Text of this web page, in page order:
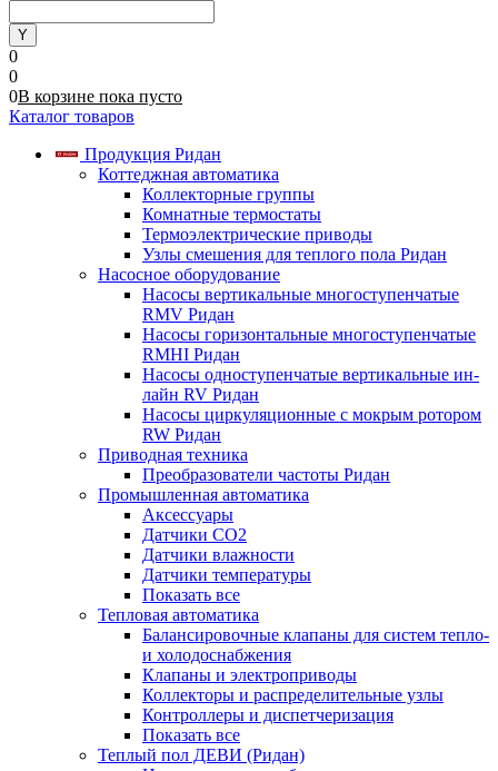
0
0
0В корзине пока пусто
Каталог товаров
Продукция Ридан
Коттеджная автоматика
Коллекторные группы
Комнатные термостаты
Термоэлектрические приводы
Узлы смешения для теплого пола Ридан
Насосное оборудование
Насосы вертикальные многоступенчатые
RMV Ридан
Насосы горизонтальные многоступенчатые
RMHI Ридан
Насосы одноступенчатые вертикальные ин-
лайн RV Ридан
Насосы циркуляционные с мокрым ротором
RW Ридан
Приводная техника
Преобразователи частоты Ридан
Промышленная автоматика
Аксессуары
Датчики CO2
Датчики влажности
Датчики температуры
Показать все
Тепловая автоматика
Балансировочные клапаны для систем тепло-
и холодоснабжения
Клапаны и электроприводы
Коллекторы и распределительные узлы
Контроллеры и диспетчеризация
Показать все
Теплый пол ДЕВИ (Ридан)